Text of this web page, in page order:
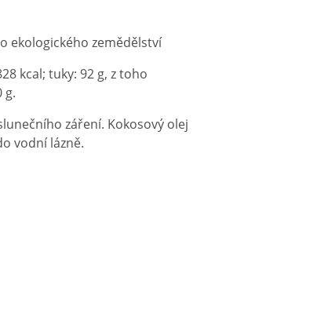
ekologického zemědělství
kcal; tuky: 92 g, z toho
g.
záření. Kokosový olej
vodní lázně.